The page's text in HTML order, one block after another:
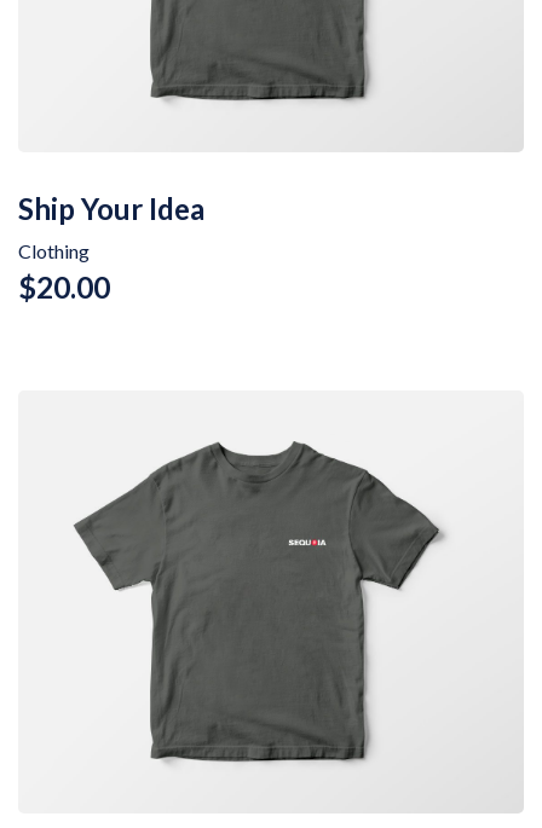
Ship Your Idea
Clothing
$20.00